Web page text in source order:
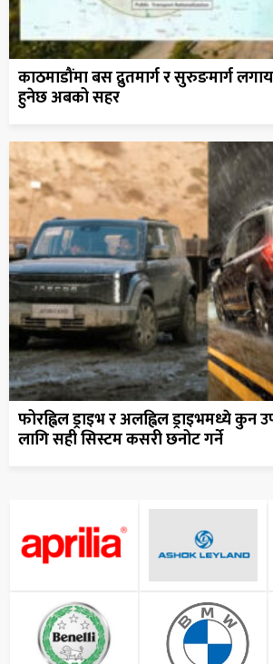
काठमाडौंमा बस द्रुतमार्ग र सुरुङमार्ग
हुनेछ अबको सहर
फोरह्विल ड्राइभ र अलह्विल ड्राइभमध्ये कुन
लागि सही सिस्टम कसरी छनोट गर्ने